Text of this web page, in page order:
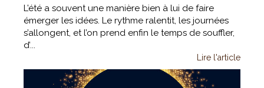
L’été a souvent une manière bien à lui de faire
émerger les idées. Le rythme ralentit, les journées
s’allongent, et l’on prend enfin le temps de souffler,
d’...
Lire l'article